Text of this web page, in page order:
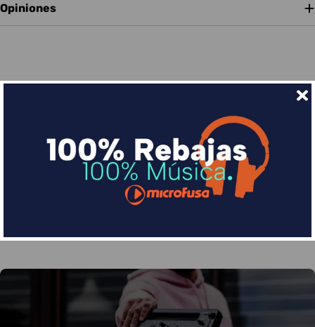
Opiniones
Financia tus compras con Sequra
Divide en 3 sin coste o hasta en 18 meses por una
pequeña cuota al mes con Sequra
Más info